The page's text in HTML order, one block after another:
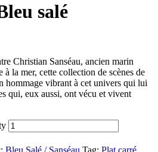
salé
Christian Sanséau, ancien marin
à la mer, cette collection de scènes de
hommage vibrant à cet univers qui lui
qui, eux aussi, ont vécu et vivent
Bleu Salé / Sanséau Tag: Plat carré